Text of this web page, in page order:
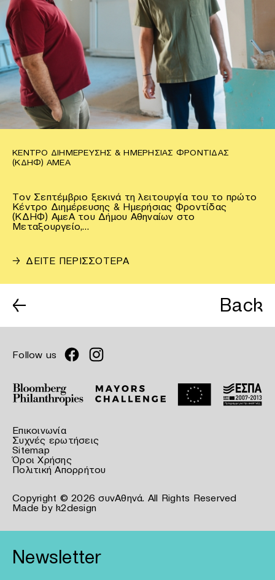
ΚΈΝΤΡΟ ΔΙΗΜΈΡΕΥΣΗΣ & ΗΜΕΡΉΣΙΑΣ ΦΡΟΝΤΊΔΑΣ
(ΚΔΗΦ) ΑΜΕΑ
Τον Σεπτέμβριο ξεκινά τη λειτουργία του το πρώτο
Κέντρο Διημέρευσης & Ημερήσιας Φροντίδας
(ΚΔΗΦ) ΑμεΑ του Δήμου Αθηναίων στο
Μεταξουργείο,…
→ ΔΕΙΤΕ ΠΕΡΙΣΣΟΤΕΡΑ
← Back
Follow us
Επικοινωνία
Συχνές ερωτήσεις
Sitemap
Όροι Χρήσης
Πολιτική Απορρήτου
Copyright © 2026 συνΑθηνά. All Rights Reserved
Made by k2design
Newsletter